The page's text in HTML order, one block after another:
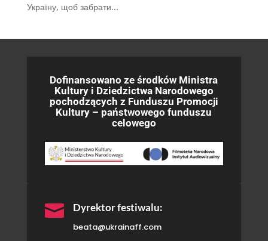
Україну, щоб забрати...
Dofinansowano ze środków Ministra
Kultury i Dziedzictwa Narodowego
pochodzących z Funduszu Promocji
Kultury – państwowego funduszu
celowego
 Dyrektor festiwalu:
beata@ukrainaff.com